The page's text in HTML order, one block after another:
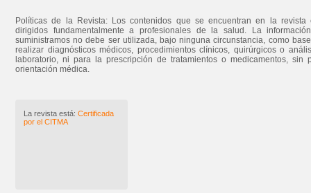
Políticas de la Revista: Los contenidos que se encuentran en la revista
dirigidos fundamentalmente a profesionales de la salud. La
suministramos no debe ser utilizada, bajo ninguna circunstancia, como
realizar diagnósticos médicos, procedimientos clínicos, quirúrgicos o
laboratorio, ni para la prescripción de tratamientos o medicamentos, sin
orientación médica.
La revista está: Certificada
por el CITMA